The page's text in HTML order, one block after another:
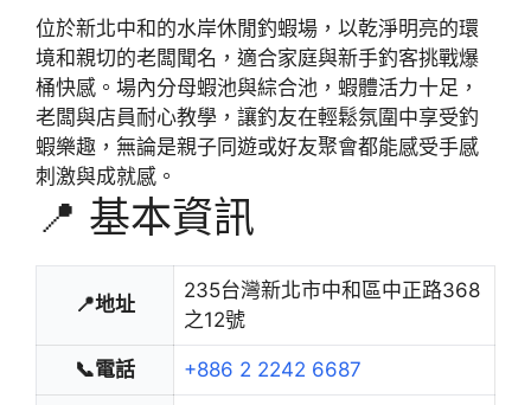
位於新北中和的水岸休閒釣蝦場，以乾淨明亮的環
境和親切的老闆聞名，適合家庭與新手釣客挑戰爆
桶快感。場內分母蝦池與綜合池，蝦體活力十足，
老闆與店員耐心教學，讓釣友在輕鬆氛圍中享受釣
蝦樂趣，無論是親子同遊或好友聚會都能感受手感
刺激與成就感。
📍 基本資訊
📍地址
235台灣新北市中和區中正路368
之12號
📞電話 +886 2 2242 6687